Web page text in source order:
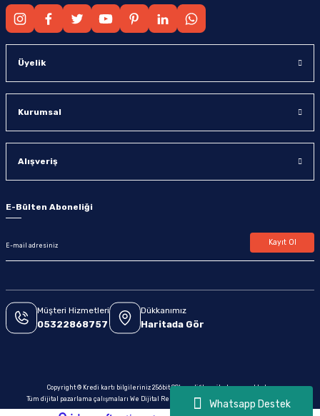
Whatsapp Destek
Üyelik
Kurumsal
Alışveriş
E-Bülten Aboneliği
Kayıt Ol
Müşteri Hizmetleri
05322868757
Dükkanımız
Haritada Gör
Copyright © Kredi kartı bilgileriniz 256bit SSL sertifikası ile korunmaktadır.
Tüm dijital pazarlama çalışmaları We Dijital Reklam & Yazılım tarafından yapılmaktadır.